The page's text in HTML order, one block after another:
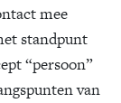
mee
standpunt
“persoon”
van